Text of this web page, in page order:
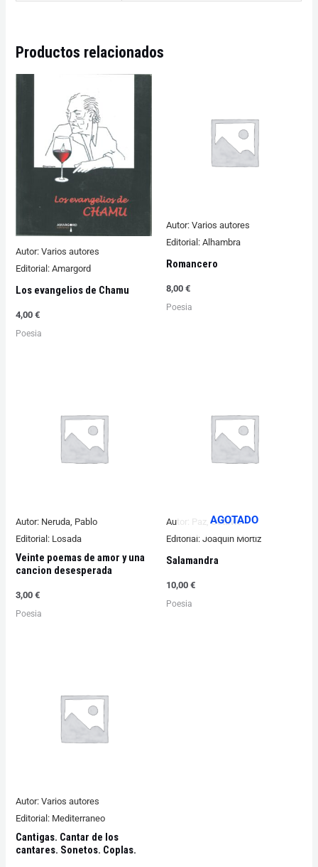
Productos relacionados
Autor: Varios autores
Editorial: Amargord
Los evangelios de Chamu
4,00€
Poesia
Autor: Varios autores
Editorial: Alhambra
Romancero
8,00 €
Poesia
Autor: Neruda, Pablo
Editorial: Losada
Veinte poemas de amor y una
cancion desesperada
3,00€
Poesia
AGOTADO
Autor:
Paz, Octavio
Editorial: Joaquin Mortiz
Salamandra
10,00 €
Poesia
Autor: Varios autores
Editorial: Mediterraneo
Cantigas. Cantar de los
cantares. Sonetos. Coplas.